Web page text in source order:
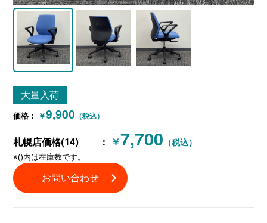
大量入荷
価格： ￥9,900 （税込）
札幌店価格(14) ： ￥7,700 （税込）
※()内は在庫数です。
お問い合わせ